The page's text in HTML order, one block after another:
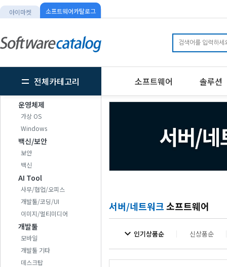
아이마켓 소프트웨어카탈로그
전체카테고리 소프트웨어 솔루션
운영체제
가상 OS
Windows
백신/보안
보안
백신
AI Tool
사무/협업/오피스
개발툴/코딩/UI
이미지/멀티미디어
개발툴
모바일
개발툴 기타
데스크탑
서버/네트워크소프트웨어
expand_more 인기상품순 신상품순